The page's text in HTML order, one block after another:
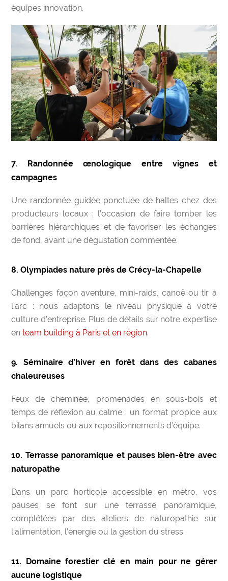
équipes innovation.
7. Randonnée œnologique entre vignes et
campagnes
Une randonnée guidée ponctuée de haltes chez des
producteurs locaux : l’occasion de faire tomber les
barrières hiérarchiques et de favoriser les échanges
de fond, avant une dégustation commentée.
8. Olympiades nature près de Crécy-la-Chapelle
Challenges façon aventure, mini-raids, canoë ou tir à
l’arc : nous adaptons le niveau physique à votre
culture d’entreprise. Plus de détails sur notre expertise
enteam building à Paris et en région.
9. Séminaire d’hiver en forêt dans des cabanes
chaleureuses
Feux de cheminée, promenades en sous-bois et
temps de réflexion au calme : un format propice aux
bilans annuels ou aux repositionnements d’équipe.
10. Terrasse panoramique et pauses bien-être avec
naturopathe
Dans un parc horticole accessible en métro, vos
pauses se font sur une terrasse panoramique,
complétées par des ateliers de naturopathie sur
l’alimentation, l’énergie ou la gestion du stress.
11. Domaine forestier clé en main pour ne gérer
aucune logistique